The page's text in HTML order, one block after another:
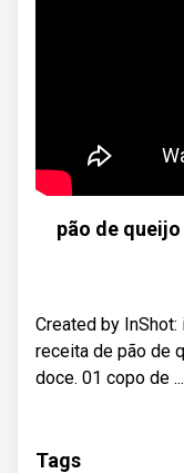
pão de
Created by InShot:
receita de pão de
doce. 01 copo de ...
Tags